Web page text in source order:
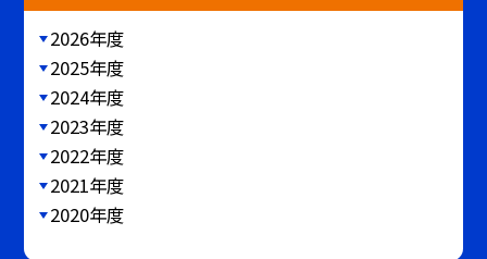
2026年度
2025年度
2024年度
2023年度
2022年度
2021年度
2020年度